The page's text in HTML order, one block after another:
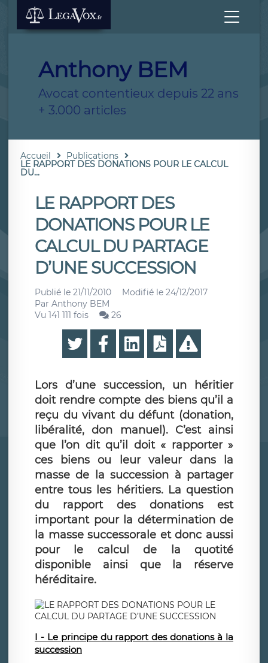
Anthony BEM
Avocat contentieux depuis 22 ans
+ 3.000 articles
Accueil Publications
LE RAPPORT DES DONATIONS POUR LE CALCUL
DU...
LE RAPPORT DES
DONATIONS POUR LE
CALCUL DU PARTAGE
D’UNE SUCCESSION
Publié le 21/11/2010 Modifié le 24/12/2017
Par Anthony BEM
Vu 141 111 fois
26
Lors d’une succession, un héritier
doit rendre compte des biens qu’il a
reçu du vivant du défunt (donation,
libéralité, don manuel). C’est ainsi
que l’on dit qu’il doit « rapporter »
ces biens ou leur valeur dans la
masse de la succession à partager
entre tous les héritiers. La question
du rapport des donations est
important pour la détermination de
la masse successorale et donc aussi
pour le calcul de la quotité
disponible ainsi que la réserve
héréditaire.
I - Le principe du rapport des donations à la
succession